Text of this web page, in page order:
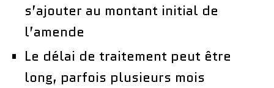
s’ajouter au montant initial de
l’amende
Le délai de traitement peut être
long, parfois plusieurs mois